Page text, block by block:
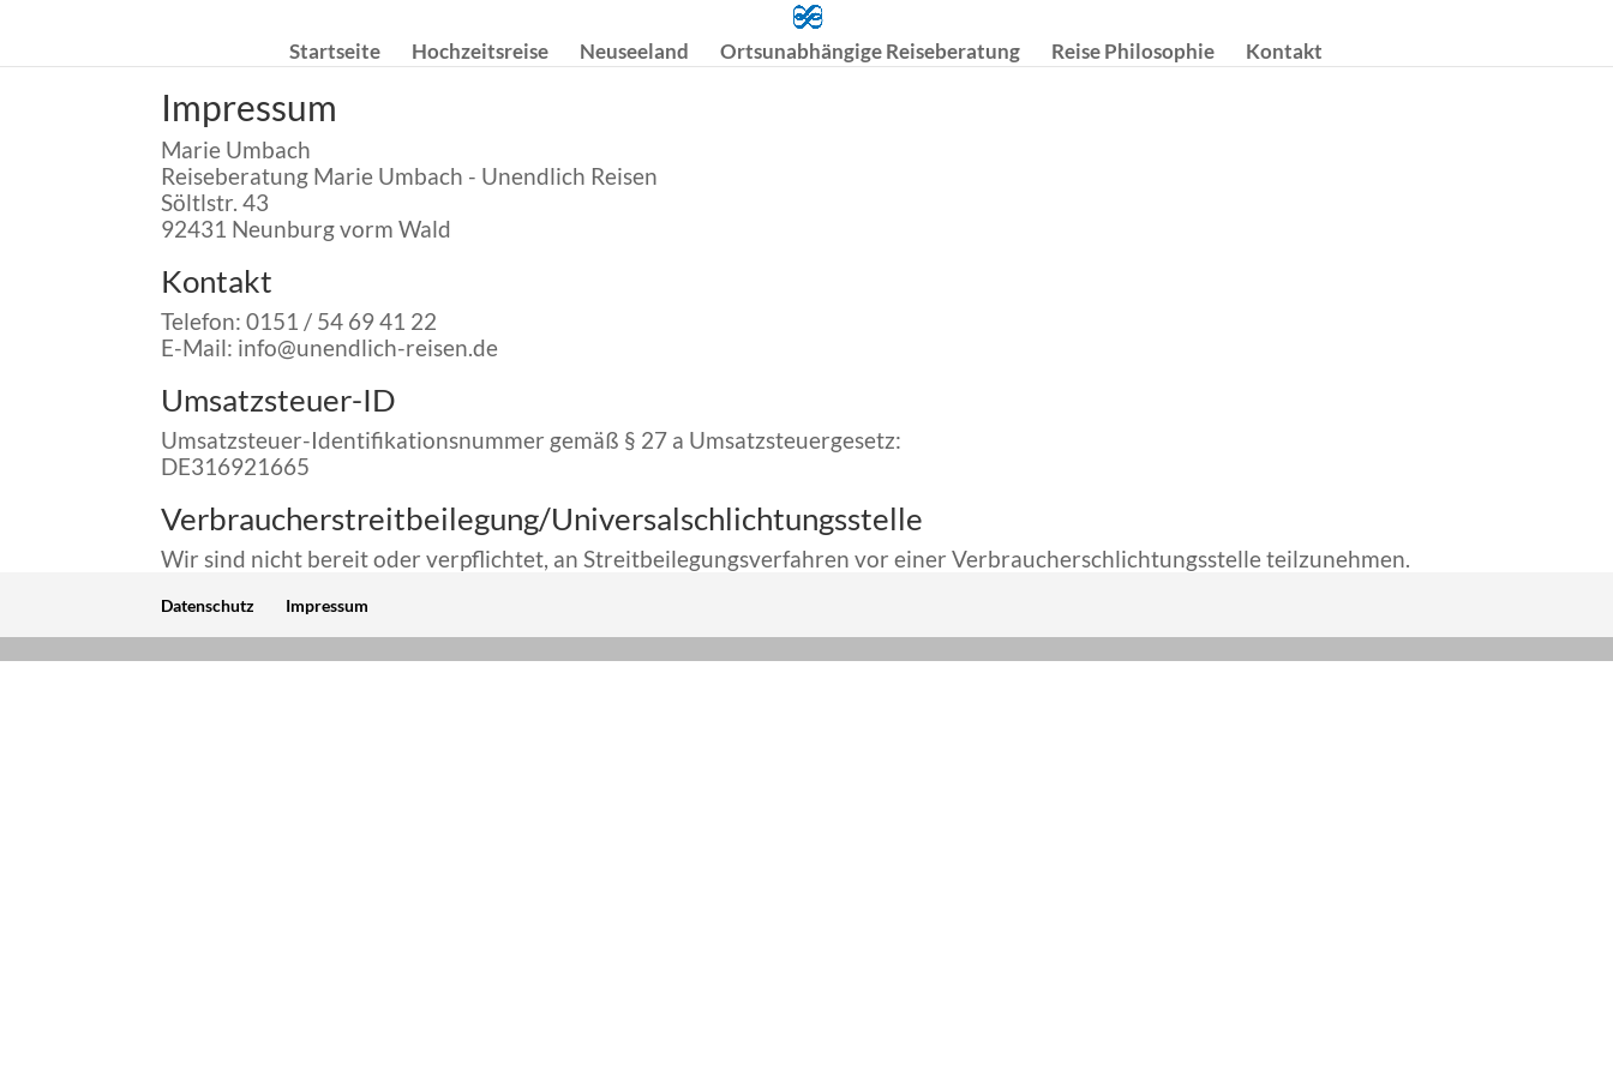
Startseite Hochzeitsreise Neuseeland Ortsunabhängige Reiseberatung Reise Philosophie Kontakt
Impressum
Marie Umbach
Reiseberatung Marie Umbach - Unendlich Reisen
Söltlstr. 43
92431 Neunburg vorm Wald
Kontakt
Telefon: 0151 / 54 69 41 22
E-Mail: info@unendlich-reisen.de
Umsatzsteuer-ID
Umsatzsteuer-Identifikationsnummer gemäß § 27 a Umsatzsteuergesetz:
DE316921665
Verbraucher­streit­beilegung/Universal­schlichtungs­stelle
Wir sind nicht bereit oder verpflichtet, an Streitbeilegungsverfahren vor einer Verbraucherschlichtungsstelle teilzunehmen.
Datenschutz Impressum